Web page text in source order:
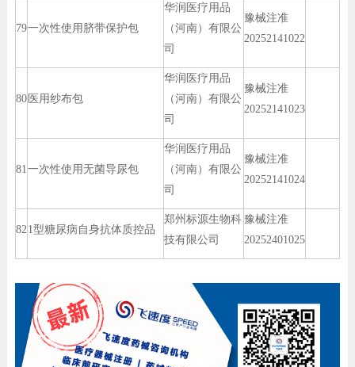
79一次性使用脐带保护包
华润医疗用品
（河南）有限公
司
豫械注准
20252141022
80 医用纱布包
华润医疗用品
（河南）有限公
司
豫械注准
20252141023
81 一次性使用无菌导尿包
华润医疗用品
（河南）有限公
司
豫械注准
20252141024
82 1型糖尿病自身抗体质控品
郑州标源生物科
技有限公司
豫械注准
20252401025